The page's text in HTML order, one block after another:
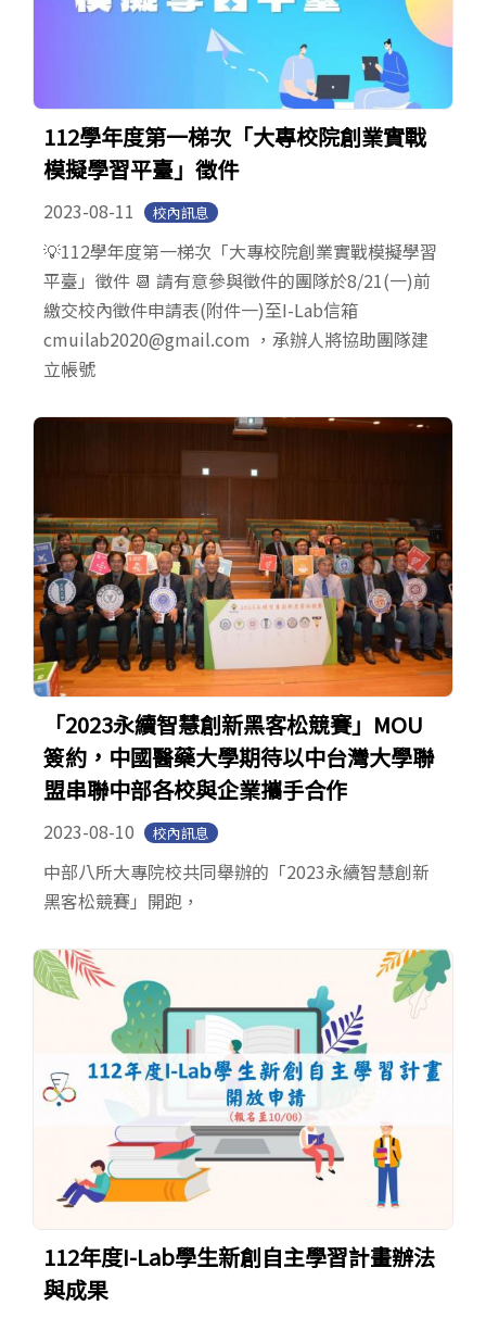
112學年度第一梯次「大專校院創業實戰
模擬學習平臺」徵件
2023-08-11 校內訊息
💡112學年度第一梯次「大專校院創業實戰模擬學習
平臺」徵件 📆 請有意參與徵件的團隊於8/21(一)前
繳交校內徵件申請表(附件一)至I-Lab信箱
cmuilab2020@gmail.com ，承辦人將協助團隊建
立帳號
「2023永續智慧創新黑客松競賽」MOU
簽約，中國醫藥大學期待以中台灣大學聯
盟串聯中部各校與企業攜手合作
2023-08-10 校內訊息
中部八所大專院校共同舉辦的「2023永續智慧創新
黑客松競賽」開跑，
112年度I-Lab學生新創自主學習計畫辦法
與成果